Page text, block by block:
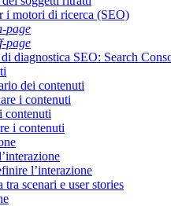
i motori di ricerca (SEO)
page
page
diagnostica SEO: Search
dei contenuti
i contenuti
contenuti
i contenuti
l’interazione
scenari e user stories